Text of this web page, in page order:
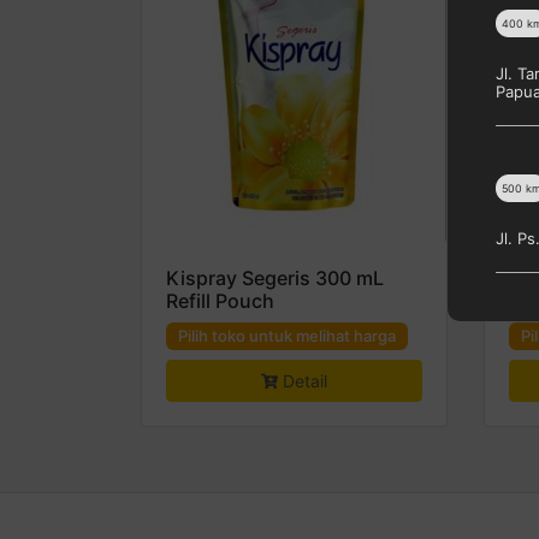
Kispray Segeris 300 mL
Refill Pouch
Pilih toko untuk melihat harga
Detail
400
Jl.
500 km
Jl.